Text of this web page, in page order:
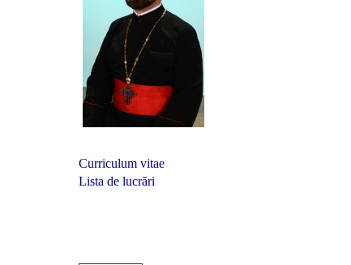
Curriculum vitae
Lista de lucrări